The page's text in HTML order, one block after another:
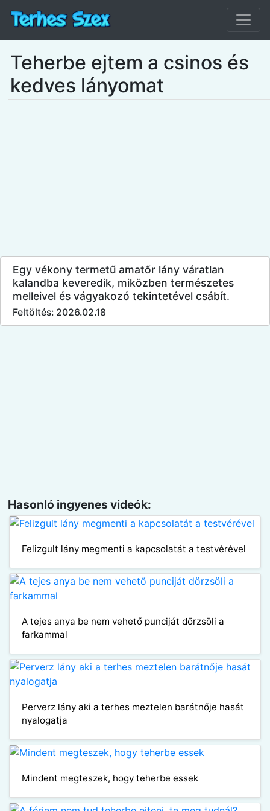
Teherbe ejtem a csinos és
kedves lányomat
Egy vékony termetű amatőr lány váratlan
kalandba keveredik, miközben természetes
melleivel és vágyakozó tekintetével csábít.
Feltöltés: 2026.02.18
Hasonló ingyenes videók:
Felizgult lány megmenti a kapcsolatát a testvérével
A tejes anya be nem vehető punciját dörzsöli a
farkammal
Perverz lány aki a terhes meztelen barátnője hasát
nyalogatja
Mindent megteszek, hogy teherbe essek